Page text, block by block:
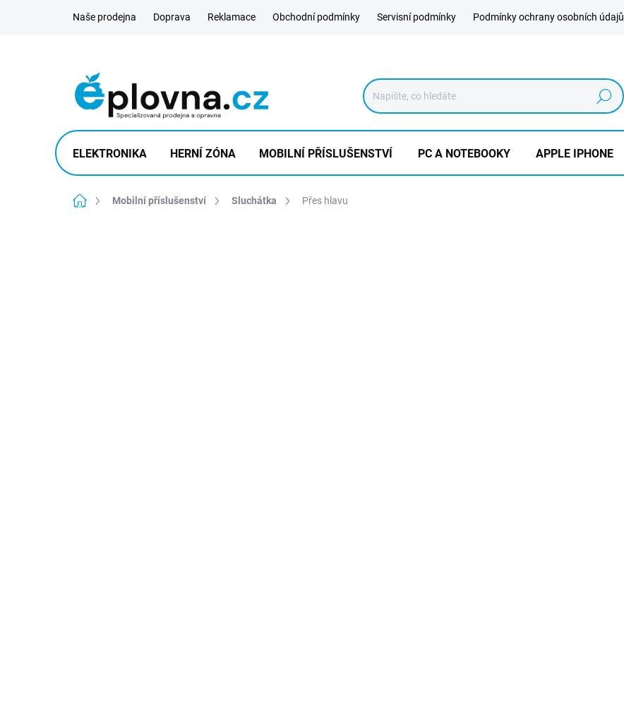
Naše prodejna Doprava Reklamace Obchodní podmínky Servisní podmínky Podmínky ochrany osobních údajů
Hledat
ELEKTRONIKA HERNÍ ZÓNA MOBILNÍ PŘÍSLUŠENSTVÍ PC A NOTEBOOKY APPLE IPHONE
Domů Mobilní příslušenství Sluchátka Přes hlavu